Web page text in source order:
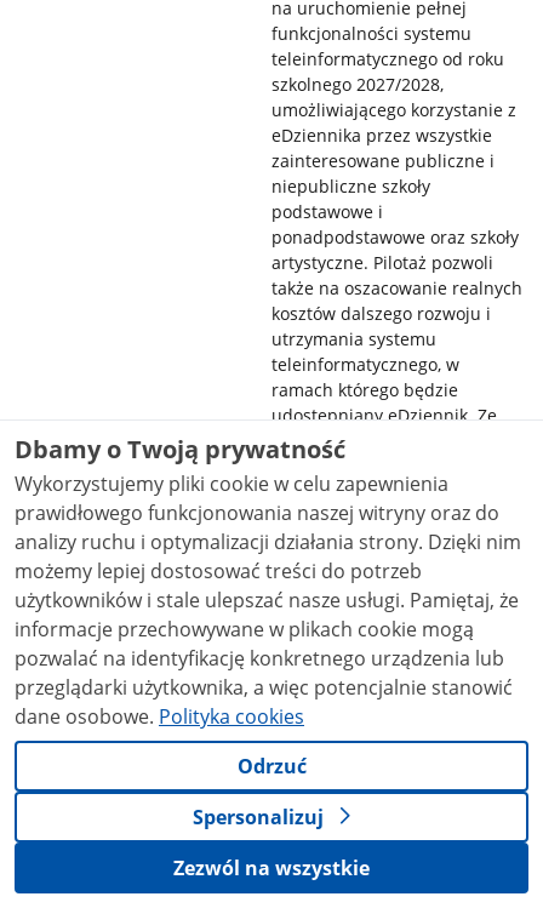
na uruchomienie pełnej
funkcjonalności systemu
teleinformatycznego od roku
szkolnego 2027/2028,
umożliwiającego korzystanie z
eDziennika przez wszystkie
zainteresowane publiczne i
niepubliczne szkoły
podstawowe i
ponadpodstawowe oraz szkoły
artystyczne. Pilotaż pozwoli
także na oszacowanie realnych
kosztów dalszego rozwoju i
utrzymania systemu
teleinformatycznego, w
ramach którego będzie
udostępniany eDziennik. Ze
względu na konieczność
wykorzystywania na potrzeby
eDziennika rzeczywistych
danych edukacyjnych, w tym
pochodzących z systemu
informacji oświatowej oraz
uzupełnianych przez
dyrektorów szkół, nie jest
możliwe przeprowadzenie
pilotażowego wdrożenia bez
zmian legislacyjnych.
Ponadto planowana jest
kolejna nowelizacja ustawy, w
trakcie trwania pilotażu,
uwzględniająca doświadczenia
wynikające z
przeprowadzanego pilotażu.
eDziennik będzie systemem
teleinformatycznym
Dbamy o Twoją prywatność
Wykorzystujemy pliki cookie w celu zapewnienia
prawidłowego funkcjonowania naszej witryny oraz do
analizy ruchu i optymalizacji działania strony. Dzięki nim
możemy lepiej dostosować treści do potrzeb
użytkowników i stale ulepszać nasze usługi. Pamiętaj, że
informacje przechowywane w plikach cookie mogą
pozwalać na identyfikację konkretnego urządzenia lub
przeglądarki użytkownika, a więc potencjalnie stanowić
dane osobowe. Polityka cookies
Odrzuć
Spersonalizuj
Zezwól na wszystkie